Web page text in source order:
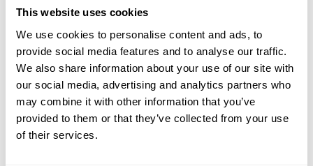
This website uses cookies
We use cookies to personalise content and ads, to
provide social media features and to analyse our traffic.
We also share information about your use of our site with
our social media, advertising and analytics partners who
may combine it with other information that you’ve
provided to them or that they’ve collected from your use
of their services.
Giżycko, nazywane letnią stolicą Polski, jest
świetnym celem na jednodniową
wycieczkę.Twierdza Boyen, imponujący
kompleks obronny z XIX wiekuoraz jezioro
Niegocin to miejsca, które koniecznie trzeba
zobaczyć.